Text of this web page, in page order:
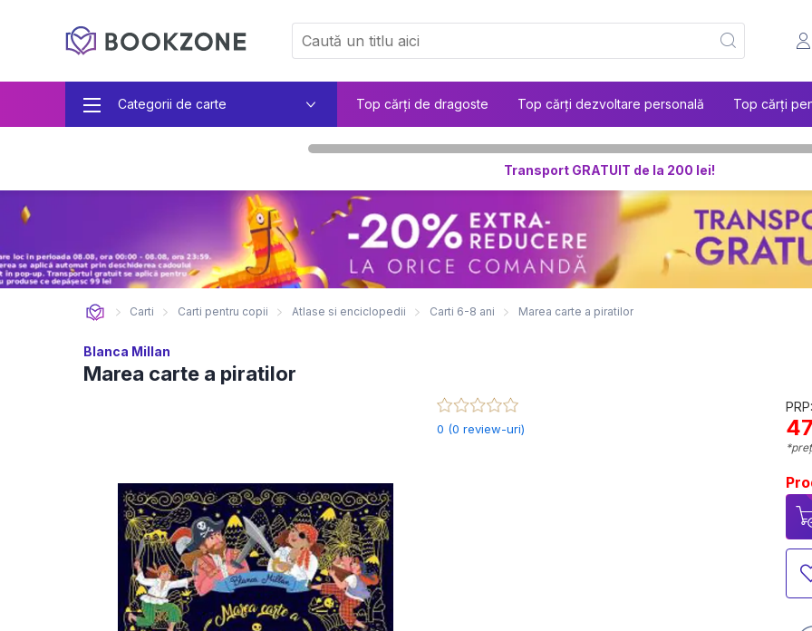
Categorii de carte Top cărți de dragoste Top cărți dezvoltare personală Top cărți
Transport GRATUIT de la 200 lei!
Carti Carti pentru copii Atlase si enciclopedii Carti 6-8 ani Marea carte a piratilor
Blanca Millan
Marea carte a piratilor
0 (0 review-uri)